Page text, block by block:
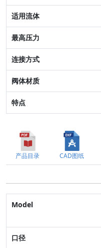
最高压力
连接方式
阀体材质
特点
产品目录 CAD图纸
Model
口径
适用流体